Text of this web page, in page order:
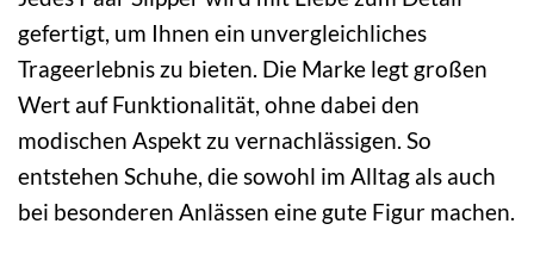
gefertigt, um Ihnen ein unvergleichliches
Trageerlebnis zu bieten. Die Marke legt großen
Wert auf Funktionalität, ohne dabei den
modischen Aspekt zu vernachlässigen. So
entstehen Schuhe, die sowohl im Alltag als auch
bei besonderen Anlässen eine gute Figur machen.